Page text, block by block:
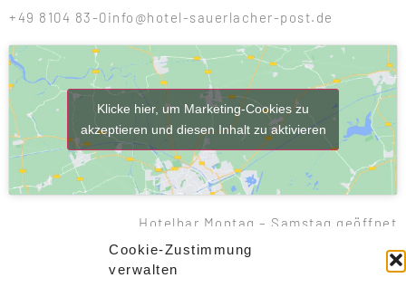
Cookie-Zustimmung
verwalten
+49 8104 83-0info@hotel-sauerlacher-post.de
Klicke hier, um Marketing-Cookies zu
akzeptieren und diesen Inhalt zu aktivieren
Hotelbar Montag – Samstag geöffnet
Zimmer buchen